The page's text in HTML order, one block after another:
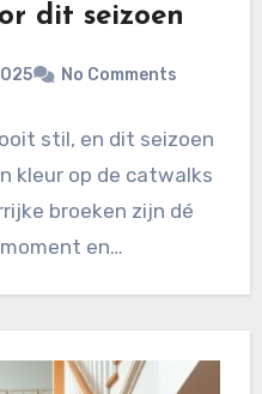
dit seizoen
No Comments
stil, en dit seizoen
kleur op de catwalks
broeken zijn dé
en…